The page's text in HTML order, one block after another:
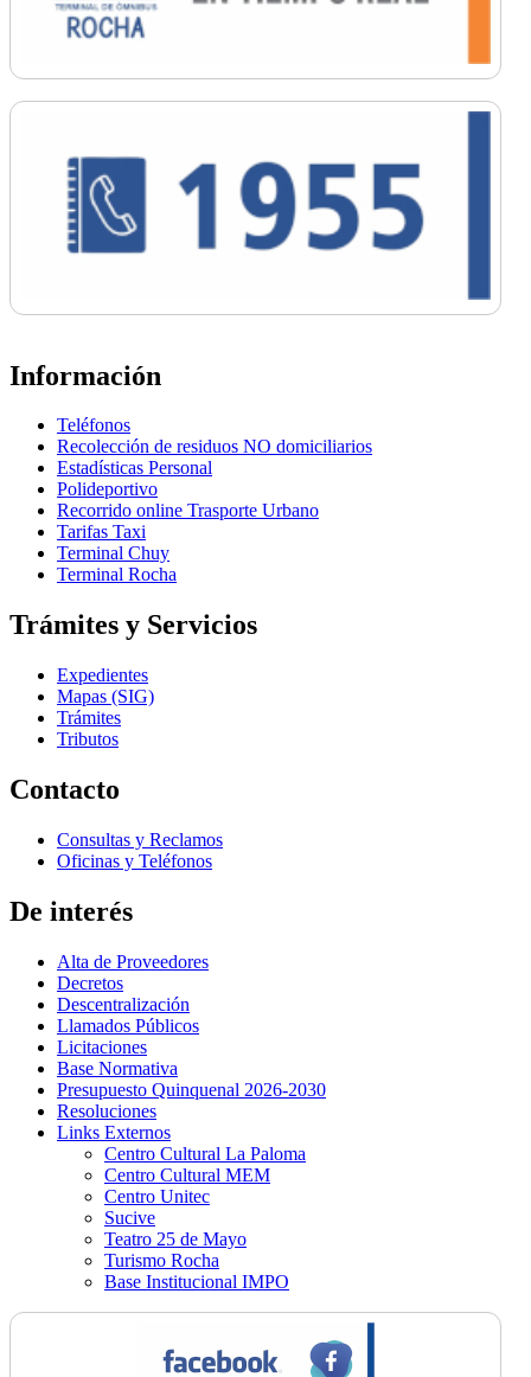
Información
Teléfonos
Recolección de residuos NO domiciliarios
Estadísticas Personal
Polideportivo
Recorrido online Trasporte Urbano
Tarifas Taxi
Terminal Chuy
Terminal Rocha
Trámites y Servicios
Expedientes
Mapas (SIG)
Trámites
Tributos
Contacto
Consultas y Reclamos
Oficinas y Teléfonos
De interés
Alta de Proveedores
Decretos
Descentralización
Llamados Públicos
Licitaciones
Base Normativa
Presupuesto Quinquenal 2026-2030
Resoluciones
Links Externos
Centro Cultural La Paloma
Centro Cultural MEM
Centro Unitec
Sucive
Teatro 25 de Mayo
Turismo Rocha
Base Institucional IMPO